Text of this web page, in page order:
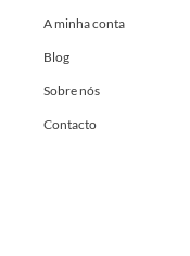
A minha conta
Blog
Sobre nós
Contacto